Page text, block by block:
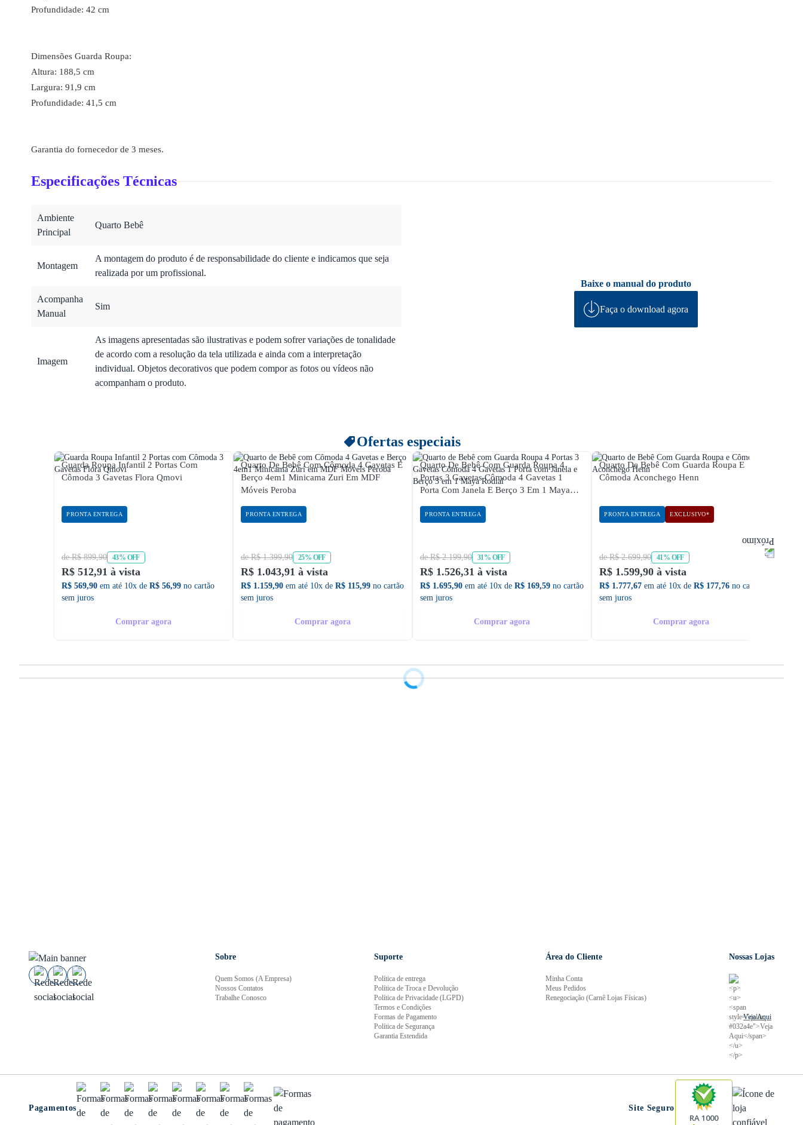
Profundidade: 42 cm
Dimensões Guarda Roupa:
Altura: 188,5 cm
Largura: 91,9 cm
Profundidade: 41,5 cm
Garantia do fornecedor de 3 meses.
Especificações Técnicas
Ambiente
Principal
Quarto Bebê
Montagem
A montagem do produto é de responsabilidade do cliente e indicamos que seja
realizada por um profissional.
Acompanha
Manual
Sim
Imagem
As imagens apresentadas são ilustrativas e podem sofrer variações de tonalidade
de acordo com a resolução da tela utilizada e ainda com a interpretação
individual. Objetos decorativos que podem compor as fotos ou vídeos não
acompanham o produto.
Baixe o manual do produto
Faça o download agora
Ofertas especiais
Guarda Roupa Infantil 2 Portas Com
Cômoda 3 Gavetas Flora Qmovi
PRONTA ENTREGA
de R$ 899,90 43% OFF
R$ 512,91 à vista
R$ 569,90 em até 10x de R$ 56,99 no cartão
sem juros
Comprar agora
Quarto De Bebê Com Cômoda 4 Gavetas E
Berço 4em1 Minicama Zuri Em MDF
Móveis Peroba
PRONTA ENTREGA
de R$ 1.399,90 25% OFF
R$ 1.043,91 à vista
R$ 1.159,90 em até 10x de R$ 115,99 no cartão
sem juros
Comprar agora
Quarto De Bebê Com Guarda Roupa 4
Portas 3 Gavetas Cômoda 4 Gavetas 1
Porta Com Janela E Berço 3 Em 1 Maya
PRONTA ENTREGA
de R$ 2.199,90 31% OFF
R$ 1.526,31 à vista
R$ 1.695,90 em até 10x de R$ 169,59 no cartão
sem juros
Comprar agora
Quarto De Bebê Com Guarda Roupa E
Cômoda Aconchego Henn
PRONTA ENTREGA EXCLUSIVO*
de R$ 2.699,90 41% OFF
R$ 1.599,90 à vista
R$ 1.777,67 em até 10x de R$ 177,76 no cartão
sem juros
Comprar agora
Sobre
Quem Somos (A Empresa)
Nossos Contatos
Trabalhe Conosco
Suporte
Política de entrega
Política de Troca e Devolução
Política de Privacidade (LGPD)
Termos e Condições
Formas de Pagamento
Política de Segurança
Garantia Estendida
Área do Cliente
Minha Conta
Meus Pedidos
Renegociação (Carnê Lojas Físicas)
Nossas Lojas
Veja Aqui
Pagamentos Site Seguro
RA 1000